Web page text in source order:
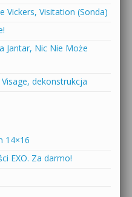
Vickers, Visitation (Sonda)
Jantar, Nic Nie Może
dekonstrukcja
14×16
EXO. Za darmo!